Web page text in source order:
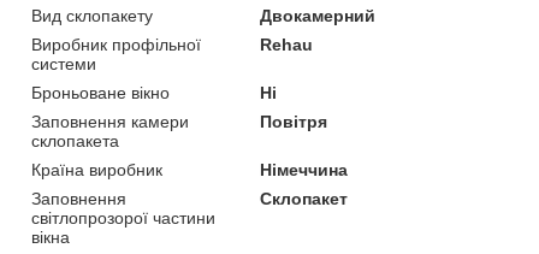
Вид склопакету
Двокамерний
Виробник профільної
системи
Rehau
Броньоване вікно
Ні
Заповнення камери
склопакета
Повітря
Країна виробник
Німеччина
Заповнення
світлопрозорої частини
вікна
Склопакет